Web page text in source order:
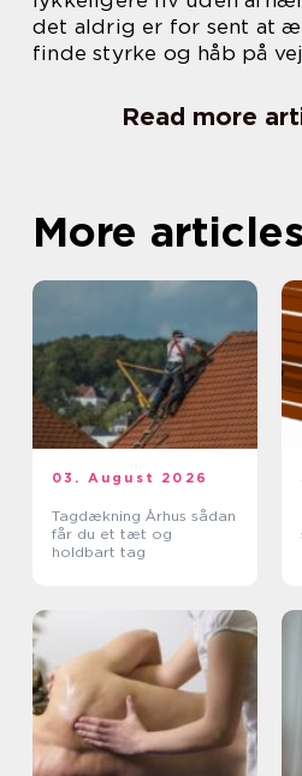
det aldrig er for sent at
finde styrke og håb på
Read more
More
03. August 2026
Tagdækning Århus sådan
får du et tæt og
holdbart tag